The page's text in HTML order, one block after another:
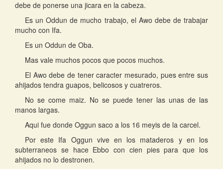
debe de ponerse una jicara en la cabeza.
Es un Oddun de mucho trabajo, el Awo debe de trabajar
mucho con Ifa.
Es un Oddun de Oba.
Mas vale muchos pocos que pocos muchos.
El Awo debe de tener caracter mesurado, pues entre sus
ahijados tendra guapos, belicosos y cuatreros.
No se come maiz. No se puede tener las unas de las
manos largas.
Aqui fue donde Oggun saco a los 16 meyis de la carcel.
Por este Ifa Oggun vive en los mataderos y en los
subterraneos se hace Ebbo con cien pies para que los
ahijados no lo destronen.